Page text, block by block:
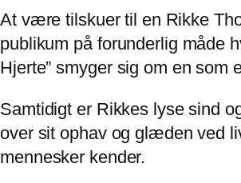
At være tilskuer til en Rikke
publikum på forunderlig måde
Hjerte” smyger sig om en som
Samtidigt er Rikkes lyse sind
over sit ophav og glæden ved
mennesker kender.